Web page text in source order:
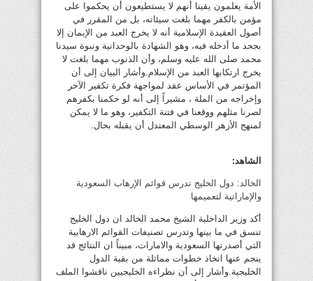
الأمة يعلمون يقينا أنهم لا يستطيعون أن يحكموا على
مؤمن بالكفر مهما بلغت سيئاته، بل من المقرر في
أصول العقيدة الإسلامية أنه لا يخرج العبد من الإيمان إلا
بجحد ما أدخله فيه، وهو الشهادة بالوحدانية ونبوة سيدنا
محمد صلى الله عليه وسلم، وأن الذنوب مهما بلغت لا
يخرج ارتكابها العبد من الإسلام.وأشار البيان إلى أن
المؤتمر في الأساس عقد لمواجهة فكرة تكفير الآخر
وإخراجه من الملة ، مشيراً إلى أنه لو حكمنا بكفرهم
لصرنا مثلهم ووقعنا في فتنة التكفير، وهو ما لا يمكن
لمنهج الأزهر الوسطي المعتدل أن يقبله بحال.
الشاهد:
الخالد: دول الخليج تدرس قوائم الإرهاب السعودية
والإماراتية لتعميمها
أكد وزير الداخلية الشيخ محمد الخالد ان دول الخليج
تنسق في ما بينها وتدرس تصنيفات القوائم الارهابية
التي أصدرتها السعودية والامارات، مبيناً ان النتائج قد
ينجم عنها اتخاذ خطوات مماثلة من بقية الدول
الخليجية.وأشار إلى أن نظراءه الخليجيين ناقشوا الملف